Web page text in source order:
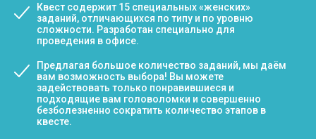
Квест содержит 15 специальных «женских»
заданий, отличающихся по типу и по уровню
сложности. Разработан специально для
проведения в офисе.
Предлагая большое количество заданий, мы даём
вам возможность выбора! Вы можете
задействовать только понравившиеся и
подходящие вам головоломки и совершенно
безболезненно сократить количество этапов в
квесте.